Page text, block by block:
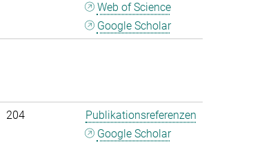
Web of Science
Google Scholar
204
Publikationsreferenzen
Google Scholar